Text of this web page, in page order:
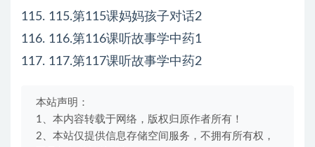
115. 115.第115课妈妈孩子对话2
116. 116.第116课听故事学中药1
117. 117.第117课听故事学中药2
本站声明：
1、本内容转载于网络，版权归原作者所有！
2、本站仅提供信息存储空间服务，不拥有所有权，